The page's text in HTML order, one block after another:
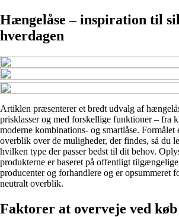
Hængelåse – inspiration til
hverdagen
Artiklen præsenterer et bredt udvalg af
prisklasser og med forskellige funktioner – fra
moderne kombinations- og smartlåse.
overblik over de muligheder, der findes, så du
hvilken type der passer bedst til dit behov.
produkterne er baseret på offentligt
producenter og forhandlere og er opsummeret
neutralt overblik.
Faktorer at overveje ved